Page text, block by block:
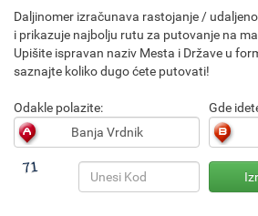
Daljinomer izračunava rastojanje /
i prikazuje najbolju rutu za putovanje na
Upišite ispravan naziv Mesta i Države u
saznajte koliko dugo ćete putovati!
Odakle polazite: Gde